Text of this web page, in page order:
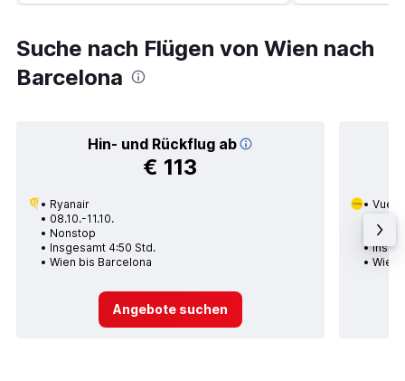
Suche nach Flügen von Wien nach
Barcelona
Hin- und Rückflug ab
€ 113
Ryanair
08.10.-11.10.
Nonstop
Insgesamt 4:50 Std.
Wien bis Barcelona
Angebote suchen
Wien